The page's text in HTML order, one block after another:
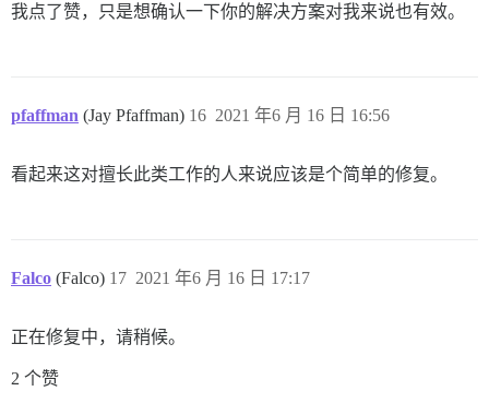
我点了赞，只是想确认一下你的解决方案对我来说也有效。
pfaffman (Jay Pfaffman) 2021 年6 月 16 日 16:56
16
看起来这对擅长此类工作的人来说应该是个简单的修复。
Falco (Falco) 2021 年6 月 16 日 17:17
17
正在修复中，请稍候。
2 个赞